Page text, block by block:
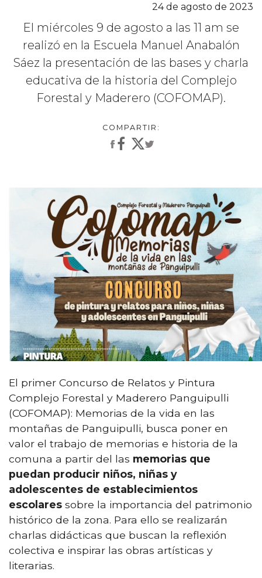
24 de agosto de 2023
El miércoles 9 de agosto a las 11 am se
realizó en la Escuela Manuel Anabalón
Sáez la presentación de las bases y charla
educativa de la historia del Complejo
Forestal y Maderero (COFOMAP).
El primer Concurso de Relatos y Pintura
Complejo Forestal y Maderero Panguipulli
(COFOMAP): Memorias de la vida en las
montañas de Panguipulli, busca poner en
valor el trabajo de memorias e historia de la
comuna a partir del las memorias que
puedan producir niños, niñas y
adolescentes de establecimientos
escolares sobre la importancia del patrimonio
histórico de la zona. Para ello se realizarán
charlas didácticas que buscan la reflexión
colectiva e inspirar las obras artísticas y
literarias.